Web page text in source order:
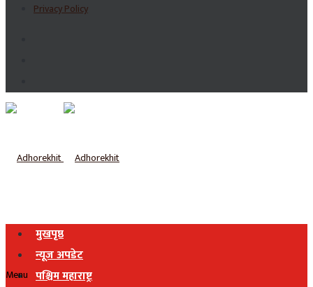
Privacy Policy
मुखपृष्ठ
न्यूज अपडेट
पश्चिम महाराष्ट्र
Menu